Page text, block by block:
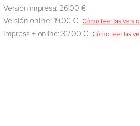
Versión impresa: 26.00 €
Versión online: 19.00 € Cómo leer las
Impresa + online: 32.00 € Cómo leer las